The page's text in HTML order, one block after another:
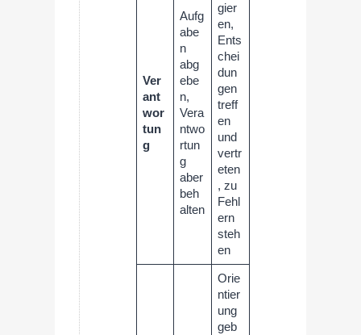
Ver
ant
wor
tun
g
Aufg
abe
n
abg
ebe
n,
Vera
ntwo
rtun
g
aber
beh
alten
gier
en,
Ents
chei
dun
gen
treff
en
und
vertr
eten
, zu
Fehl
ern
steh
en
Orie
ntier
ung
geb